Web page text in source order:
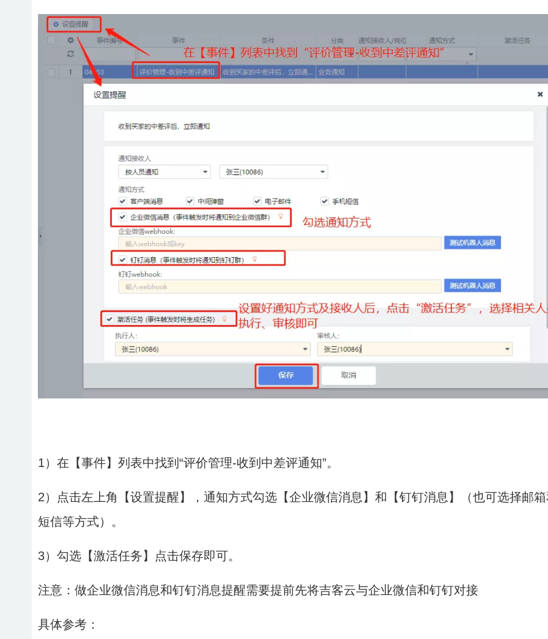
1）在【事件】列表中找到“评价管理-收到中差评通知”。
2）点击左上角【设置提醒】，通知方式勾选【企业微信消息】和【钉钉消息】（也可选择邮
短信等方式）。
3）勾选【激活任务】点击保存即可。
注意：做企业微信消息和钉钉消息提醒需要提前先将吉客云与企业微信和钉钉对接
具体参考：